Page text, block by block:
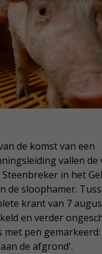
de komst van een
vallen de
in het
de sloophamer.
krant van 7
en verder
met pen gemarkeerd:
de afgrond'.